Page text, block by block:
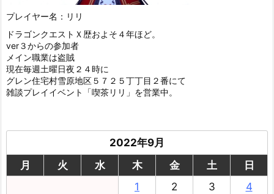
プレイヤー名：リリ
ドラゴンクエストＸ歴およそ４年ほど。
ver３からの参加者
メイン職業は盗賊
現在毎週土曜日夜２４時に
グレン住宅村雪原地区５７２５丁丁目２番にて
雑談プレイイベント「喫茶リリ」を営業中。
2022年9月
月
火 水 木 金 土
日
1
2 3
4